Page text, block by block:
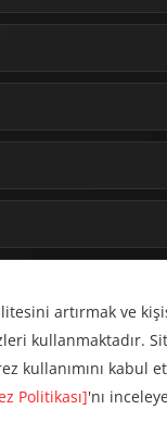
artırmak ve
kullanmaktadır.
kullanımını kabul
Politikası]'nı